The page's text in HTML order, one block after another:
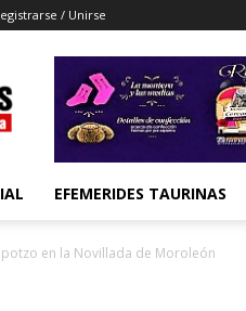
/ Unirse
EFEMERIDES TAURINAS
en la Novillada de Moroleón